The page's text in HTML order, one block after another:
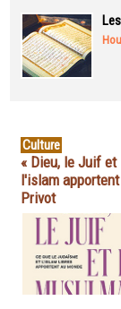
Culture
« Dieu, le Juif
l'islam
Privot